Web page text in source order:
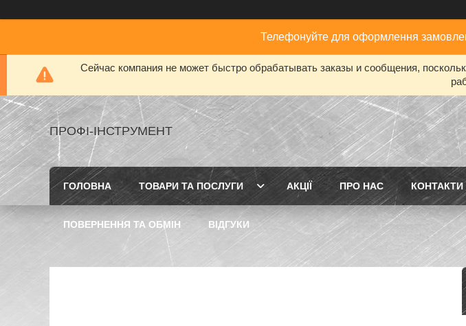
Телефонуйте для оформлення
Сейчас компания не может быстро обрабатывать заказы и сообщения,
ПРОФІ-ІНСТРУМЕНТ
ГОЛОВНА ТОВАРИ ТА ПОСЛУГИ АКЦІЇ ПРО НАС КОНТАКТИ
ПОВЕРНЕННЯ ТА ОБМІН ВІДГУКИ